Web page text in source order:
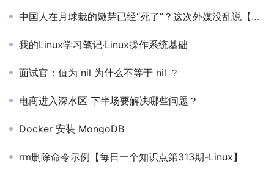
中国人在月球栽的嫩芽已经“死了”？这次外媒没乱说【马哥教育新闻快报353期】
我的Linux学习笔记·Linux操作系统基础
面试官：值为 nil 为什么不等于 nil ？
电商进入深水区 下半场要解决哪些问题？
Docker 安装 MongoDB
rm删除命令示例【每日一个知识点第313期-Linux】